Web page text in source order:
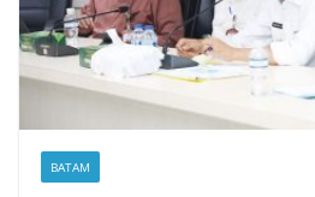
BATAM